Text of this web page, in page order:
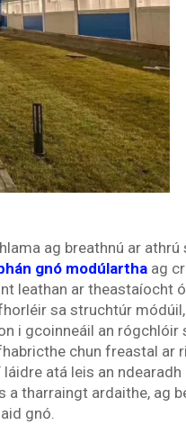
ag breathnú ar
gnó modúlartha ag
leathan ar theastaíocht
sa struchtúr
i gcoinneáil an rógchlóir
chun freastal ar
atá leis an
tharraingt ardaithe, ag
gnó.